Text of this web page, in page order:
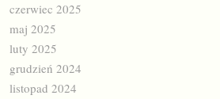
czerwiec 2025
maj 2025
luty 2025
grudzień 2024
listopad 2024